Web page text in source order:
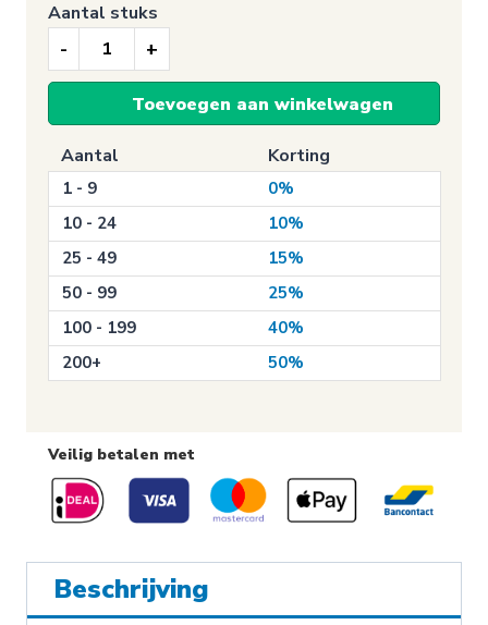
Signalisatie
sticker,
Drinkwater
Aantal stuks
Toevoegen aan winkelwagen
Aantal Korting
1 - 9
0%
10 - 24
10%
25 - 49
15%
50 - 99
25%
100 - 199
40%
200+
50%
Veilig betalen met
Beschrijving